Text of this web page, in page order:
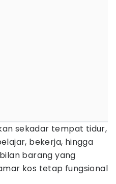
sekadar tempat tidur,
bekerja, hingga
barang yang
kos tetap fungsional